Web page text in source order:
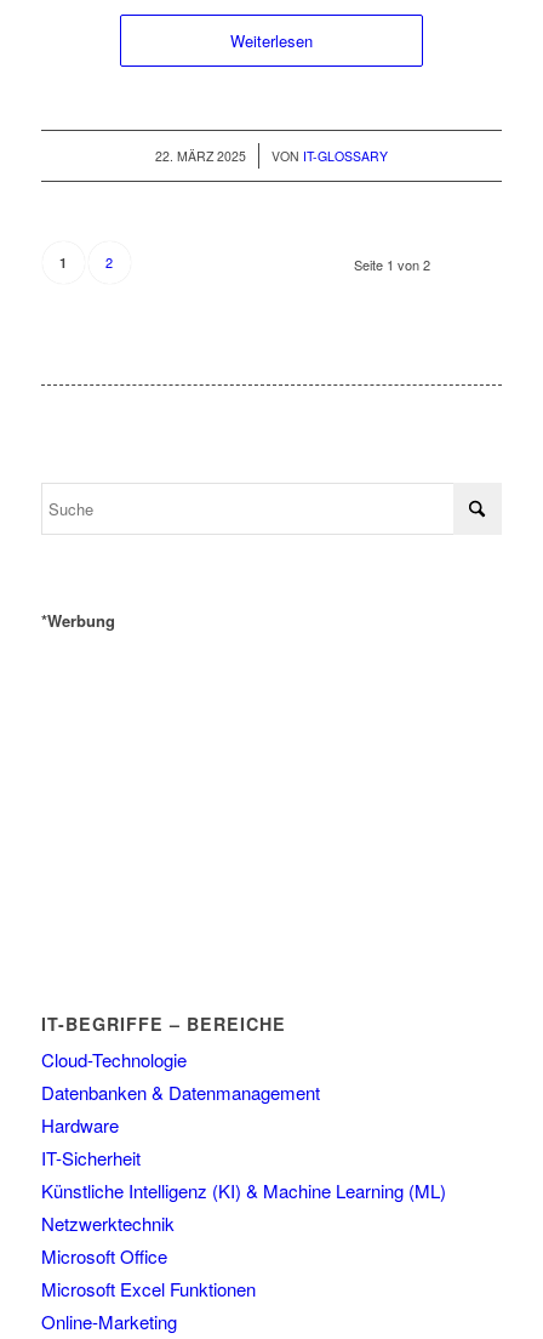
Weiterlesen
22. MÄRZ 2025
/ VON IT-GLOSSARY
Seite 1 von 2
1 2
*Werbung
IT-BEGRIFFE – BEREICHE
Cloud-Technologie
Datenbanken & Datenmanagement
Hardware
IT-Sicherheit
Künstliche Intelligenz (KI) & Machine Learning (ML)
Netzwerktechnik
Microsoft Office
Microsoft Excel Funktionen
Online-Marketing